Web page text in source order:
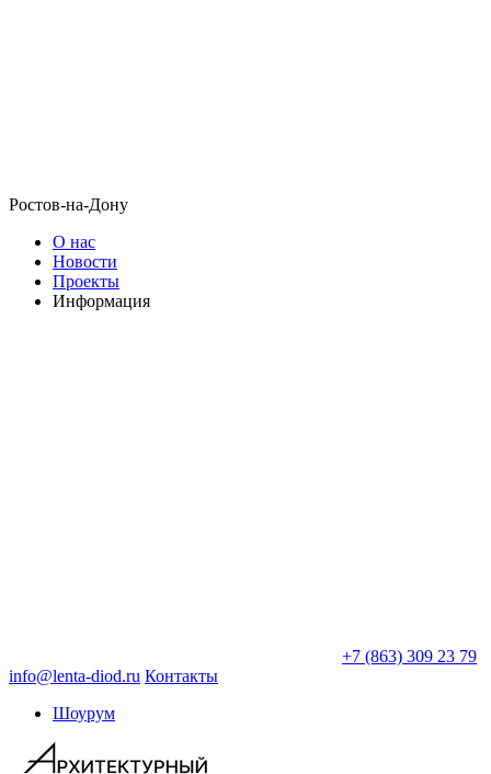
Ростов-на-Дону
О нас
Новости
Проекты
Информация
+7 (863) 309 23 79
info@lenta-diod.ru Контакты
Шоурум